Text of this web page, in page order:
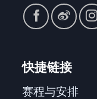
快捷链接
赛程与安排